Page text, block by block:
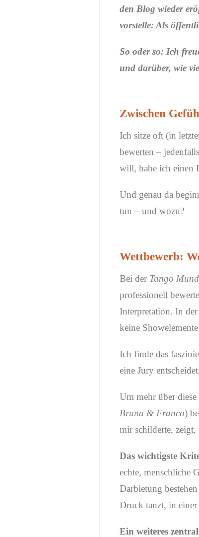
den Blog wieder
vorstelle: Als
So oder so: Ich
und darüber, wie
Zwischen
Ich sitze oft (in
bewerten –
will, habe ich einen
Und genau da
tun – und wozu?
Wettbewerb:
Bei der Tango
professionell
Interpretation. In
keine
Ich finde das
eine Jury
Um mehr über
Bruna & Franco)
mir schilderte,
Das wichtigste
echte, menschliche
Darbietung
Druck tanzt, in
Ein weiteres